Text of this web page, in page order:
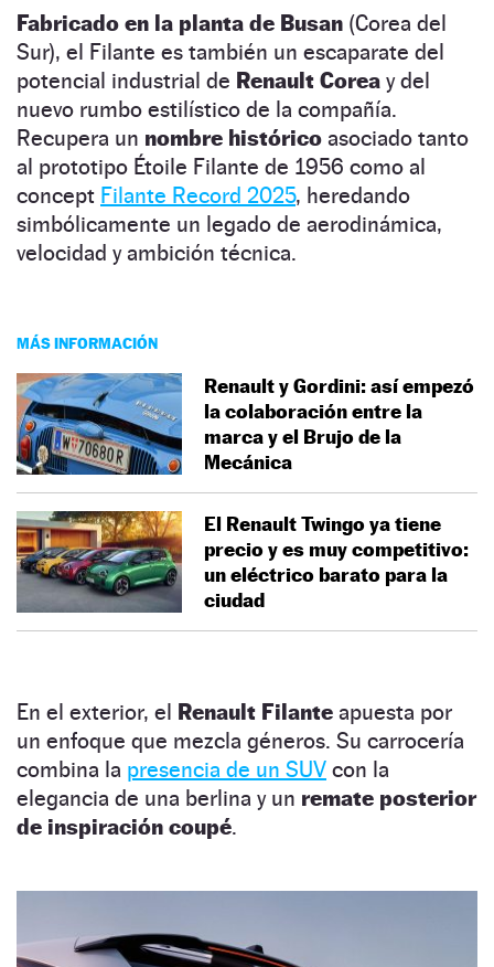
Fabricado en la planta de Busan (Corea del
Sur), el Filante es también un escaparate del
potencial industrial de Renault Corea y del
nuevo rumbo estilístico de la compañía.
Recupera un nombre histórico asociado tanto
al prototipo Étoile Filante de 1956 como al
concept Filante Record 2025, heredando
simbólicamente un legado de aerodinámica,
velocidad y ambición técnica.
MÁS INFORMACIÓN
Renault y Gordini: así empezó
la colaboración entre la
marca y el Brujo de la
Mecánica
El Renault Twingo ya tiene
precio y es muy competitivo:
un eléctrico barato para la
ciudad
En el exterior, el Renault Filante apuesta por
un enfoque que mezcla géneros. Su carrocería
combina la presencia de un SUV con la
elegancia de una berlina y un remate posterior
de inspiración coupé.